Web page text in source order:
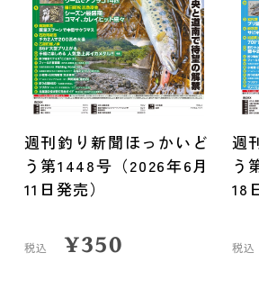
週刊釣り新聞ほっかいど
う第1448号（2026年6月
11日発売）
税込 ¥350
週
う
18
税込